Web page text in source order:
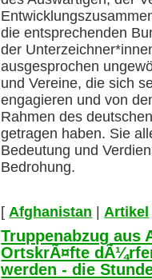
die entsprechenden
der
ausgesprochen
und Vereine, die sich
engagieren und von
Rahmen des
getragen haben. Sie
Bedeutung und
Bedrohung.
[Afghanistan |Artikel
Truppenabzug aus
OrtskrÃ¤fte
werden - die